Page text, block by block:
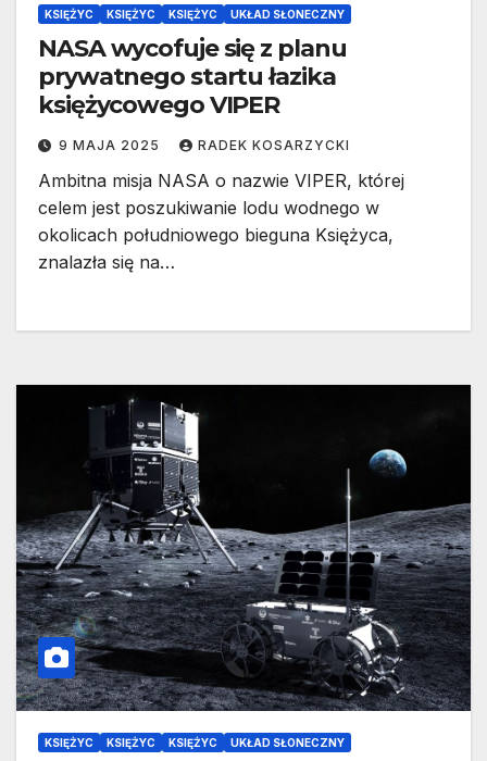
KSIĘŻYC KSIĘŻYC KSIĘŻYC UKŁAD SŁONECZNY
NASA wycofuje się z planu
prywatnego startu łazika
księżycowego VIPER
9 MAJA 2025 RADEK KOSARZYCKI
Ambitna misja NASA o nazwie VIPER, której
celem jest poszukiwanie lodu wodnego w
okolicach południowego bieguna Księżyca,
znalazła się na…
KSIĘŻYC KSIĘŻYC KSIĘŻYC UKŁAD SŁONECZNY